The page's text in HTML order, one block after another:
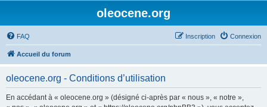
oleocene.org
FAQ Connexion
Inscription
Accueil du forum
oleocene.org - Conditions d’utilisation
En accédant à « oleocene.org » (désigné ci-après par « nous », « notre »,